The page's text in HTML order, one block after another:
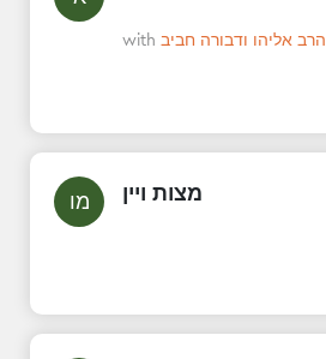
with הרב אליהו ודבורה חביב
מו מצות ויין